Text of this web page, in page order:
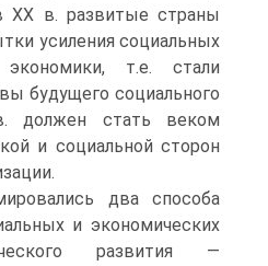
XX в. развитые страны
усиления социальных
т.е. стали
будущего со­циального
должен стать веком
и социальной сторон
два способа
и экономических
развития —